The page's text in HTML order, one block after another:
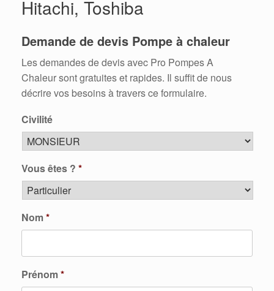
Hitachi, Toshiba
Demande de devis Pompe à chaleur
Les demandes de devis avec Pro Pompes A
Chaleur sont gratuites et rapides. Il suffit de nous
décrire vos besoins à travers ce formulaire.
Civilité
Vous êtes ? *
Nom*
Prénom*